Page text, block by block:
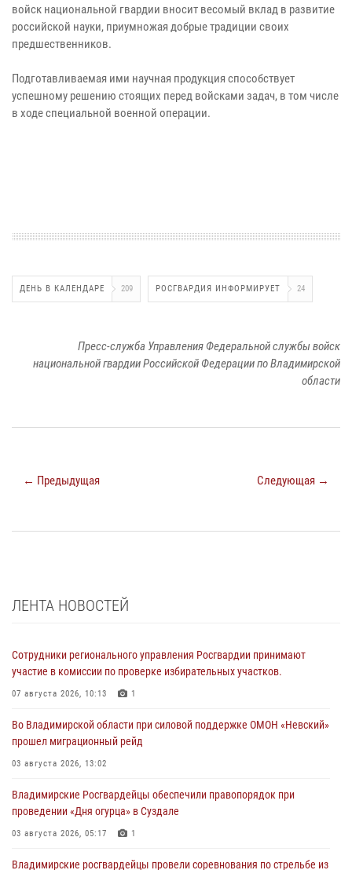
войск национальной гвардии вносит весомый вклад в развитие
российской науки, приумножая добрые традиции своих
предшественников.
Подготавливаемая ими научная продукция способствует
успешному решению стоящих перед войсками задач, в том числе
в ходе специальной военной операции.
ДЕНЬ В КАЛЕНДАРЕ 209 РОСГВАРДИЯ ИНФОРМИРУЕТ 24
Пресс-служба Управления Федеральной службы войск
национальной гвардии Российской Федерации по Владимирской
области
← Предыдущая Следующая →
ЛЕНТА НОВОСТЕЙ
Сотрудники регионального управления Росгвардии принимают
участие в комиссии по проверке избирательных участков.
07 августа 2026, 10:13 1
Во Владимирской области при силовой поддержке ОМОН «Невский»
прошел миграционный рейд
03 августа 2026, 13:02
Владимирские Росгвардейцы обеспечили правопорядок при
проведении «Дня огурца» в Суздале
03 августа 2026, 05:17 1
Владимирские росгвардейцы провели соревнования по стрельбе из